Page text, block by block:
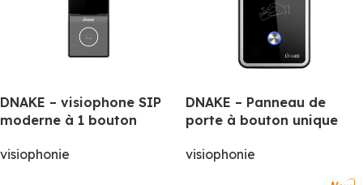
DNAKE – visiophone SIP
moderne à 1 bouton
visiophonie
DNAKE – Panneau de
porte à bouton unique
visiophonie